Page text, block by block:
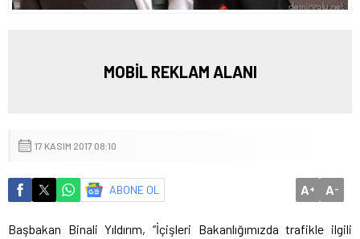
MOBİL REKLAM ALANI
17 KASIM 2017 08:10
ABONE OL A+ A-
Başbakan Binali Yıldırım, “İçişleri Bakanlığımızda trafikle ilgili